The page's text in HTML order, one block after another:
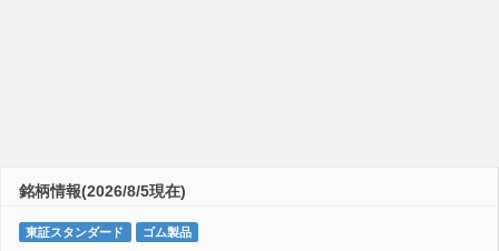
銘柄情報(2026/8/5現在)
東証スタンダード ゴム製品